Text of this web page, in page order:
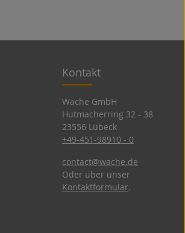
Kontakt
Wache GmbH
Hutmacherring 32 ­- 38
23556 Lübeck
+49-451-98910 - 0
contact@wache.de
Oder über unser
Kontaktformular.